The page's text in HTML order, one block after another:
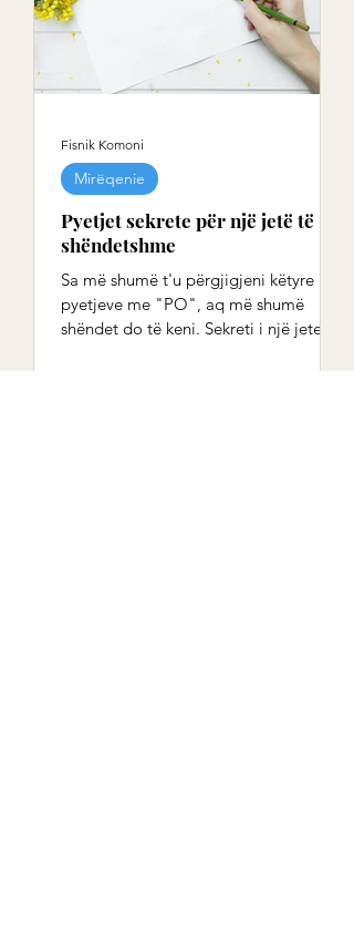
Pyetjet sekrete për një jetë të
shëndetshme
Sa më shumë t'u përgjigjeni këtyre
pyetjeve me "PO", aq më shumë
shëndet do të keni. Sekreti i një jete të
Mirëqenie
Fisnik Komoni